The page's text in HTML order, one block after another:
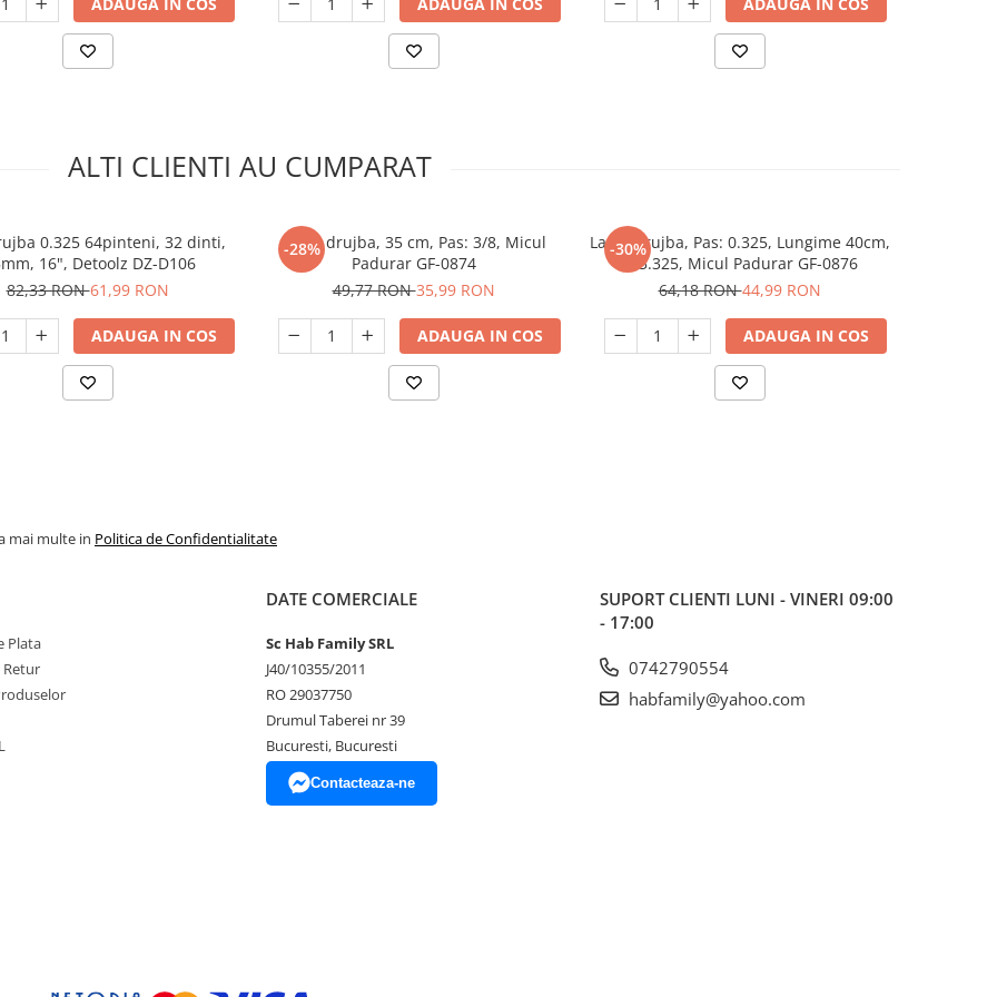
ALTI CLIENTI AU CUMPARAT
0.325 64pinteni, 32 dinti,
16", Detoolz DZ-D106
82,33 RON61,99 RON
ADAUGA IN COS
-28%
Lama drujba, 35 cm, Pas: 3/8, Micul
Padurar GF-0874
49,77 RON35,99 RON
ADAUGA IN COS
-30%
Lama drujba, Pas: 0.325, Lungime 40cm,
S33.325, Micul Padurar GF-0876
64,18 RON44,99 RON
ADAUGA IN COS
mai multe in Politica de Confidentialitate
Plata
Retur
DATE COMERCIALE
Sc Hab Family SRL
J40/10355/2011
RO 29037750
Drumul Taberei nr 39
Bucuresti, Bucuresti
Contacteaza-ne
SUPORT CLIENTI LUNI - VINERI 09:00
- 17:00
0742790554
habfamily@yahoo.com